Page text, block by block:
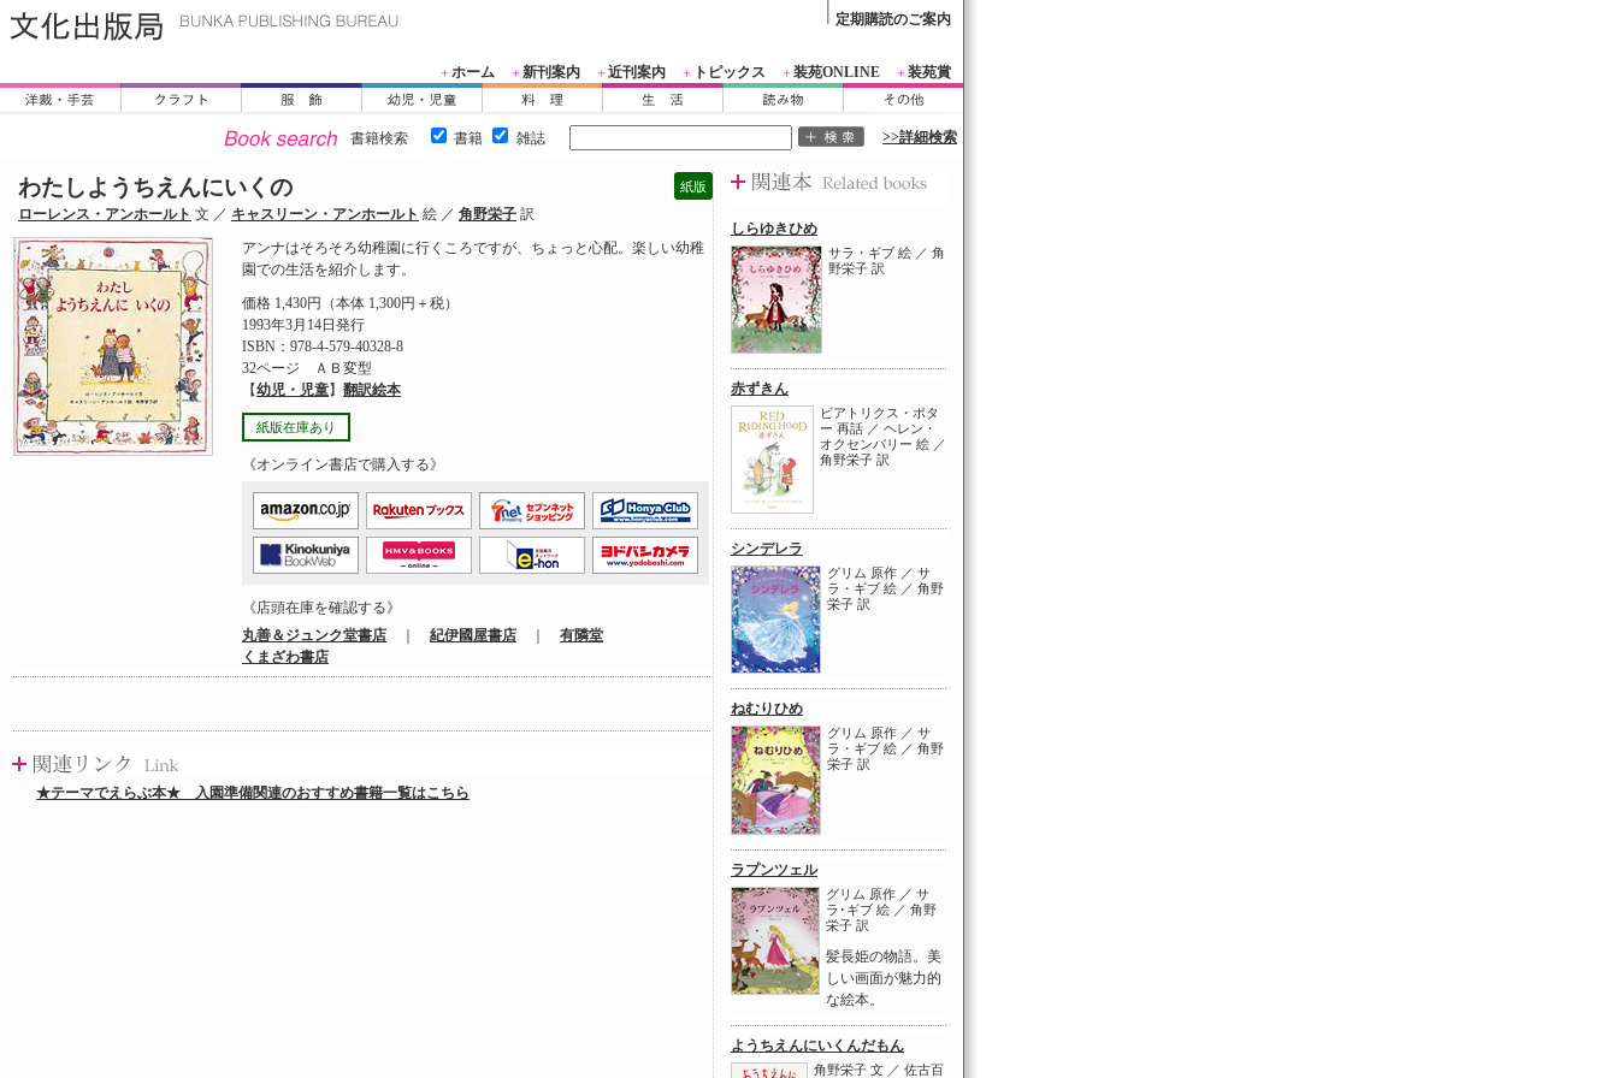
定期購読のご案内
＋ホーム ＋新刊案内 ＋近刊案内 ＋ トピックス ＋装苑ONLINE ＋装苑賞
書籍検索 書籍 雑誌 >>詳細検索
わたしようちえんにいくの
ローレンス・アンホールト 文 ／ キャスリーン・アンホールト 絵 ／ 角野栄子 訳
紙版
アンナはそろそろ幼稚園に行くころですが、ちょっと心配。楽しい幼稚
園での生活を紹介します。
価格 1,430円（本体 1,300円＋税）
1993年3月14日発行
ISBN：978-4-579-40328-8
32ページ ＡＢ変型
【幼児・児童】 翻訳絵本
紙版在庫あり
《オンライン書店で購入する》
《店頭在庫を確認する》
丸善＆ジュンク堂書店
紀伊國屋書店
有隣堂
くまざわ書店
★テーマでえらぶ本★ 入園準備関連のおすすめ書籍一覧はこちら
しらゆきひめ
サラ・ギブ 絵 ／ 角
野栄子 訳
赤ずきん
ビアトリクス・ポタ
ー 再話 ／ ヘレン・
オクセンバリー 絵 ／
角野栄子 訳
シンデレラ
グリム 原作 ／ サ
ラ・ギブ 絵 ／ 角野
栄子 訳
ねむりひめ
グリム 原作 ／ サ
ラ・ギブ 絵 ／ 角野
栄子 訳
ラプンツェル
グリム 原作 ／ サ
ラ･ギブ 絵 ／ 角野
栄子 訳
髪長姫の物語。美
しい画面が魅力的
な絵本。
ようちえんにいくんだもん
角野栄子 文 ／ 佐古百